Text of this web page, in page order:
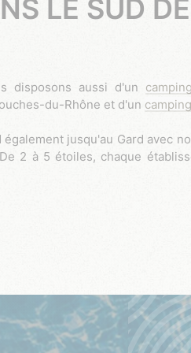
LE SUD
disposons aussi d'un
du-Rhône et d'un
jusqu'au Gard avec
2 à 5 étoiles, chaque